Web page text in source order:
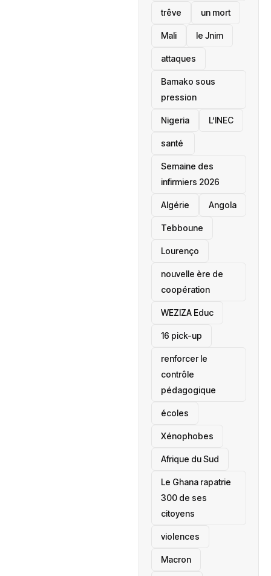
trêve un mort
Mali le Jnim
attaques
Bamako sous
pression
‎Nigeria L’INEC
santé ‎
Semaine des
infirmiers 2026
‎Algérie Angola
Tebboune
Lourenço
nouvelle ère de
coopération
‎WEZIZA Educ
16 pick-up
renforcer le
contrôle
pédagogique
écoles
‎Xénophobes
Afrique du Sud
Le Ghana rapatrie
300 de ses
citoyens
violences
Macron